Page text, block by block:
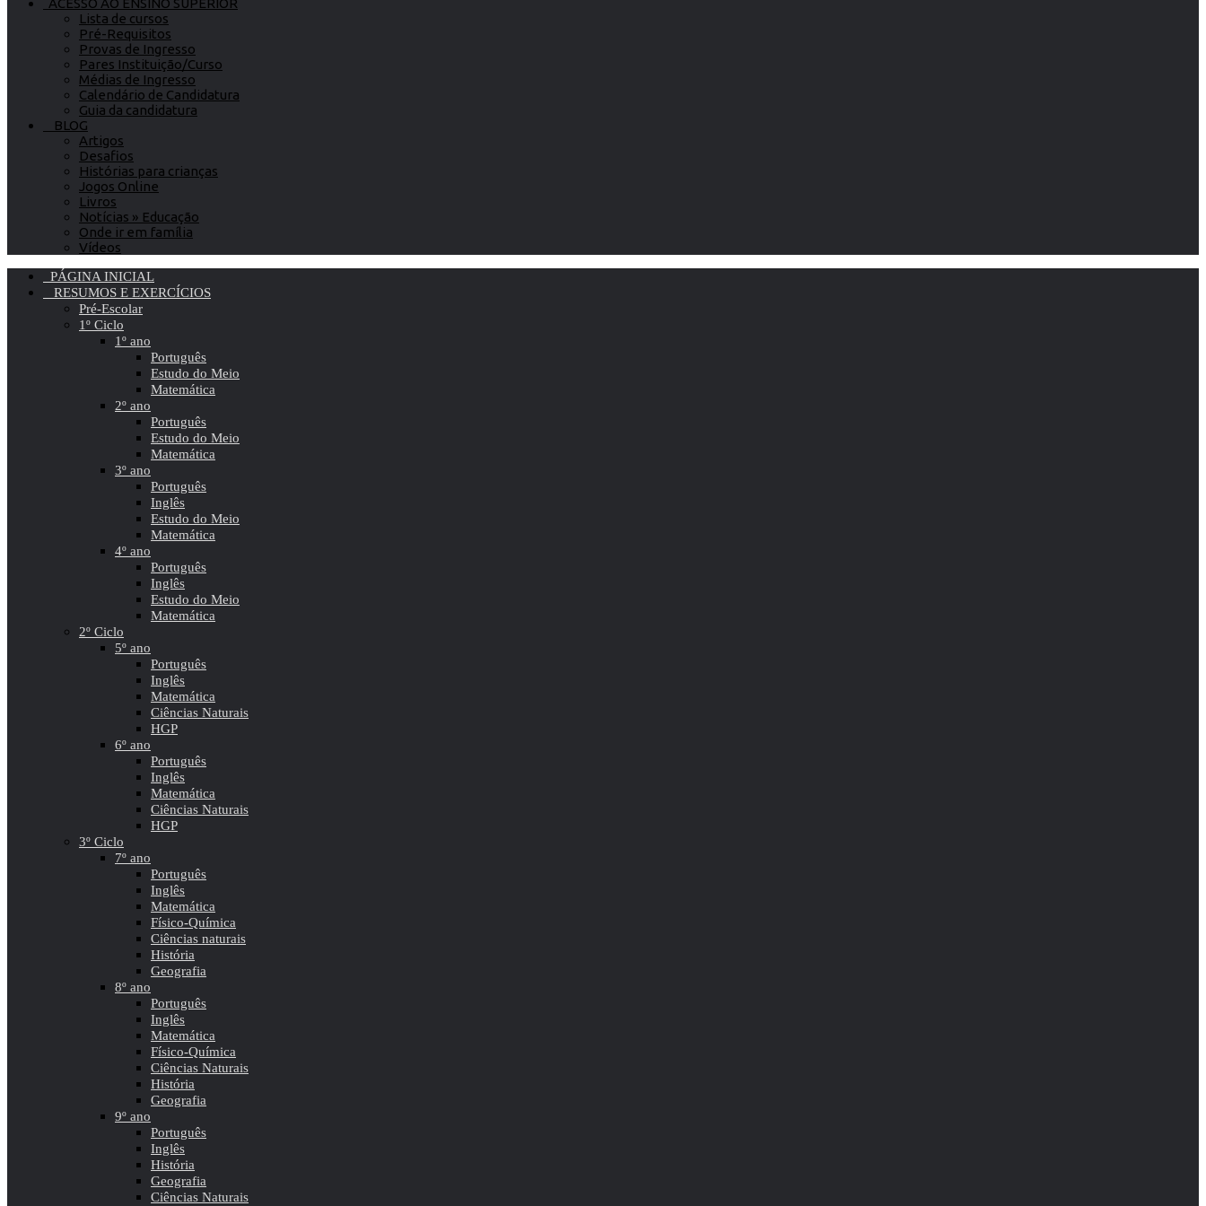
ACESSO AO ENSINO SUPERIOR
Lista de cursos
Pré-Requisitos
Provas de Ingresso
Pares Instituição/Curso
Médias de Ingresso
Calendário de Candidatura
Guia da candidatura
BLOG
Artigos
Desafios
Histórias para crianças
Jogos Online
Livros
Notícias » Educação
Onde ir em família
Vídeos
PÁGINA INICIAL
RESUMOS E EXERCÍCIOS
Pré-Escolar
1º Ciclo
1º ano
Português
Estudo do Meio
Matemática
2º ano
Português
Estudo do Meio
Matemática
3º ano
Português
Inglês
Estudo do Meio
Matemática
4º ano
Português
Inglês
Estudo do Meio
Matemática
2º Ciclo
5º ano
Português
Inglês
Matemática
Ciências Naturais
HGP
6º ano
Português
Inglês
Matemática
Ciências Naturais
HGP
3º Ciclo
7º ano
Português
Inglês
Matemática
Físico-Química
Ciências naturais
História
Geografia
8º ano
Português
Inglês
Matemática
Físico-Química
Ciências Naturais
História
Geografia
9º ano
Português
Inglês
História
Geografia
Ciências Naturais